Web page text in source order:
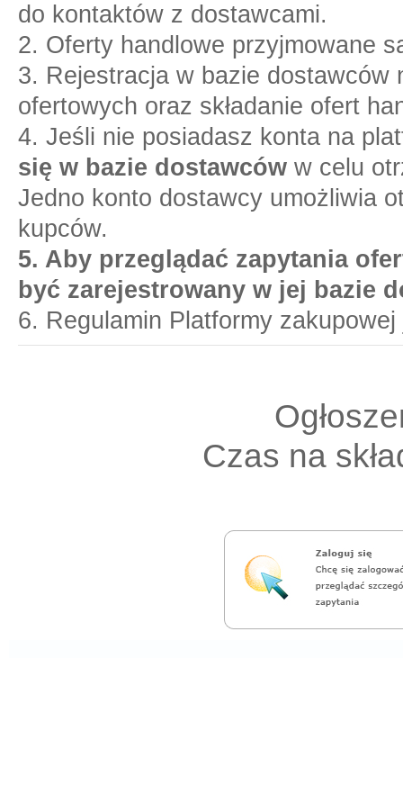
do kontaktów z dostawcami.
2. Oferty handlowe przyjmowane
3. Rejestracja w bazie dostawców
ofertowych oraz składanie ofert
4. Jeśli nie posiadasz konta na
się w bazie dostawców w celu
Jedno konto dostawcy umożliwia
kupców.
5. Aby przeglądać zapytania
być zarejestrowany w jej bazie
6. Regulamin Platformy
Czas na